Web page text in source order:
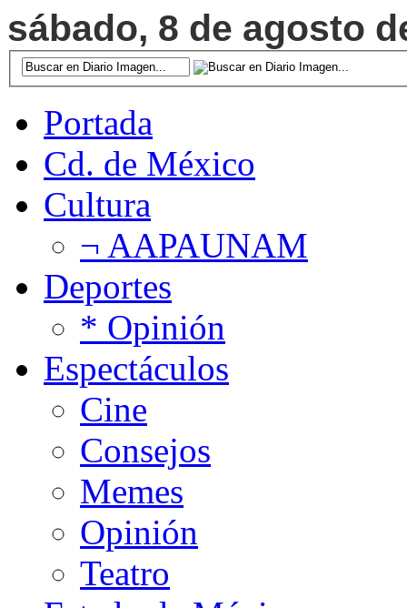
sábado, 8 de agosto
Portada
Cd. de México
Cultura
¬ AAPAUNAM
Deportes
* Opinión
Espectáculos
Cine
Consejos
Memes
Opinión
Teatro